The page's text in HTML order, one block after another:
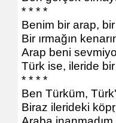
* * * *
Benim bir arap,
Bir ırmağın
Arap beni
Türk ise, ileride
* * * *
Ben Türküm,
Biraz ilerideki köpr
Araba